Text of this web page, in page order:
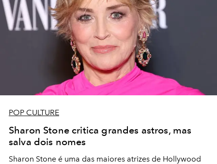
POP CULTURE
Sharon Stone critica grandes astros, mas
salva dois nomes
Sharon Stone é uma das maiores atrizes de Hollywood